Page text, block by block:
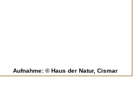
Aufnahme: © Haus der Natur, Cismar